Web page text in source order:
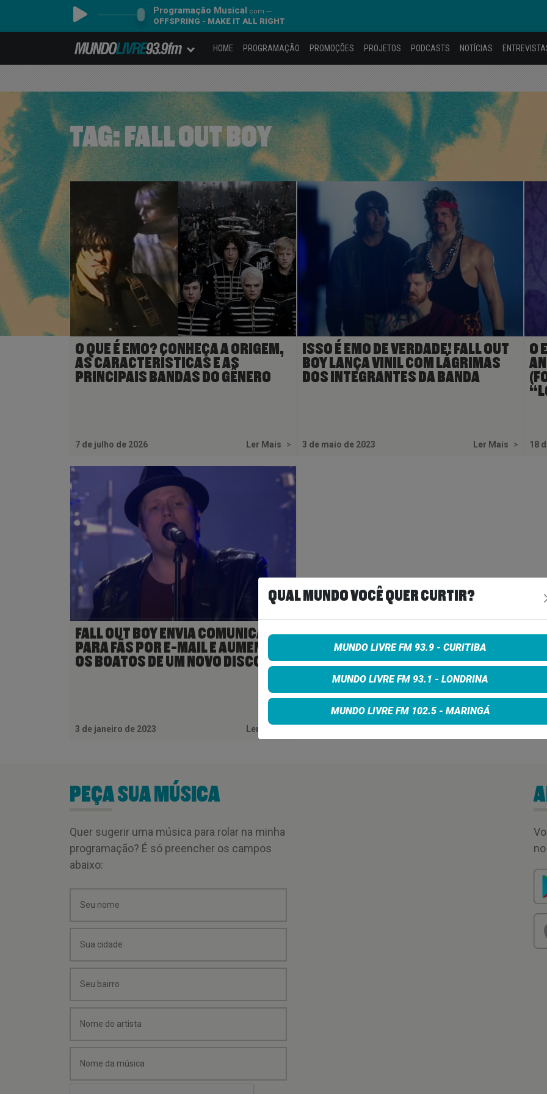
Programação Musical com ---
OFFSPRING - MAKE IT ALL RIGHT
HOME PROGRAMAÇÃO PROMOÇÕES PROJETOS PODCASTS NOTÍCIAS
TAG: FALL OUT BOY
O QUE É EMO? CONHEÇA A ORIGEM,
AS CARACTERÍSTICAS E AS
PRINCIPAIS BANDAS DO GÊNERO
7 de julho de 2026 Ler Mais >
ISSO É EMO DE VERDADE! FALL OUT
BOY LANÇA VINIL COM LÁGRIMAS
DOS INTEGRANTES DA BANDA
3 de maio de 2023 Ler Mais >
O
18
FALL OUT BOY ENVIA COMUNICADO
PARA FÃS POR E-MAIL E AUMENTAM
OS BOATOS DE UM NOVO DISCO
3 de janeiro de 2023 Ler Mais
PEÇA SUA MÚSICA
Quer sugerir uma música para rolar na minha
programação? É só preencher os campos
abaixo:
QUAL MUNDO VOCÊ QUER CURTIR?
MUNDO LIVRE FM 93.9 - CURITIBA
MUNDO LIVRE FM 93.1 - LONDRINA
MUNDO LIVRE FM 102.5 - MARINGÁ